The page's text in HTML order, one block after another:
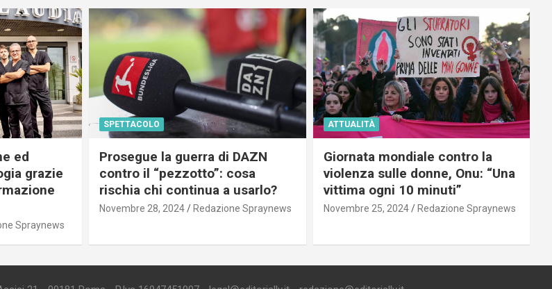
ed
grazie
Spraynews
SPETTACOLO
Prosegue la guerra di DAZN
contro il “pezzotto”: cosa
rischia chi continua a usarlo?
Novembre 28, 2024 Redazione Spraynews
ATTUALITÀ
Giornata mondiale contro la
violenza sulle donne, Onu: “Una
vittima ogni 10 minuti”
Novembre 25, 2024 Redazione Spraynews